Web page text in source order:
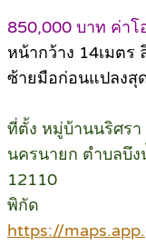
850,000 บาท ค่าโ
หน้ากว้าง 14เมตร
ซ้ายมือก่อนแปลงสุ
ที่ตั้ง หมู่บ้านนริศร
นครนายก ตำบลบึ
12110
พิกัด
https://